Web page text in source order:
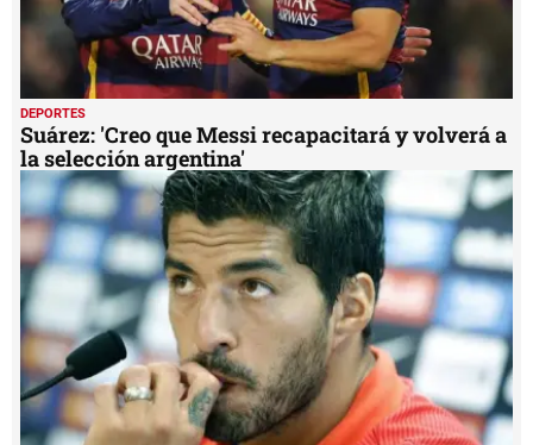
DEPORTES
Suárez: 'Creo que Messi recapacitará y volverá a
la selección argentina'